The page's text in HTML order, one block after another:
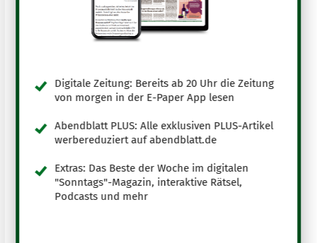
Digitale Zeitung: Bereits ab 20 Uhr die Zeitung
von morgen in der E-Paper App lesen
Abendblatt PLUS: Alle exklusiven PLUS-Artikel
werbereduziert auf abendblatt.de
Extras: Das Beste der Woche im digitalen
"Sonntags"-Magazin, interaktive Rätsel,
Podcasts und mehr